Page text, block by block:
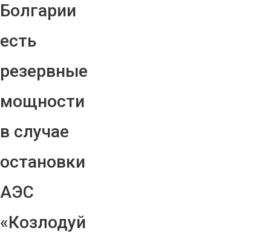
Болгарии
есть
резервные
мощности
в случае
остановки
АЭС
«Козлодуй